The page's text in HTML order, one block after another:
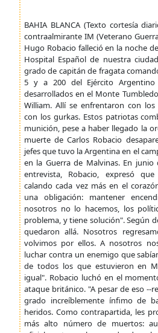
BAHIA BLANCA (Texto cortesía
contraalmirante IM (Veterano
Hugo Robacio falleció en la noche
Hospital Español de nuestra
grado de capitán de fragata
5 y a 200 del Ejército
desarrollados en el Monte
William. Allí se enfrentaron con los
con los gurkas. Estos patriotas
munición, pese a haber llegado la
muerte de Carlos Robacio
jefes que tuvo la Argentina en el
en la Guerra de Malvinas. En
entrevista, Robacio, expresó
calando cada vez más en el
una obligación: mantener
nosotros no lo hacemos, los
problema, y tiene solución". Según
quedaron allá. Nosotros
volvimos por ellos. A nosotros
luchar contra un enemigo que
de todos los que estuvieron en
igual". Robacio luchó en el
ataque británico. "A pesar de eso --
grado increíblemente ínfimo de
heridos. Como contrapartida, les
más alto número de muertos: